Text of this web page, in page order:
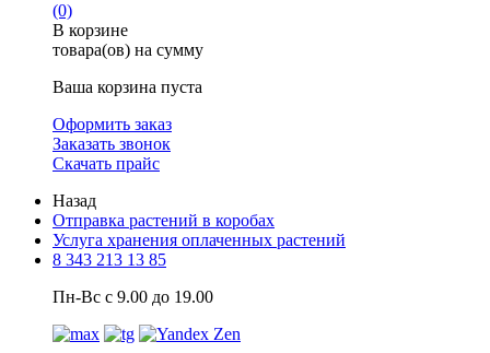
(0)
В корзине
товара(ов) на сумму
Ваша корзина пуста
Оформить заказ
Заказать звонок
Скачать прайс
Назад
Отправка растений в коробах
Услуга хранения оплаченных растений
8 343 213 13 85
Пн-Вс с 9.00 до 19.00